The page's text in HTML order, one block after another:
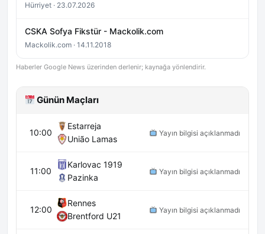
Hürriyet · 23.07.2026
CSKA Sofya Fikstür - Mackolik.com
Mackolik.com · 14.11.2018
Haberler Google News üzerinden derlenir; kaynağa yönlendirir.
Günün Maçları
10:00
Estarreja
União Lamas
Yayın bilgisi açıklanmadı
11:00
Karlovac 1919
Pazinka
Yayın bilgisi açıklanmadı
12:00
Rennes
Brentford U21
Yayın bilgisi açıklanmadı